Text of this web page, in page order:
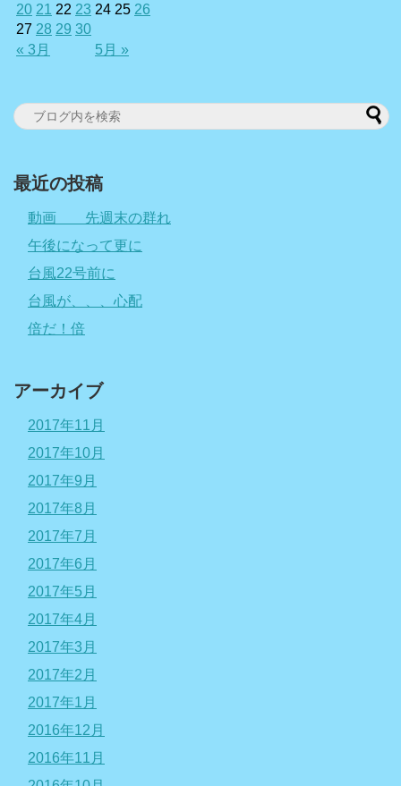
« 3月 5月 »
20 21 22 23 24 25 26
27 28 29 30
最近の投稿
動画 先週末の群れ
午後になって更に
台風22号前に
台風が、、、心配
倍だ！倍
アーカイブ
2017年11月
2017年10月
2017年9月
2017年8月
2017年7月
2017年6月
2017年5月
2017年4月
2017年3月
2017年2月
2017年1月
2016年12月
2016年11月